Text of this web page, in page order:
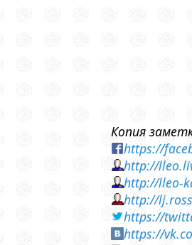
Копия
https://
http://
http://lleo-
http://
https://
https://